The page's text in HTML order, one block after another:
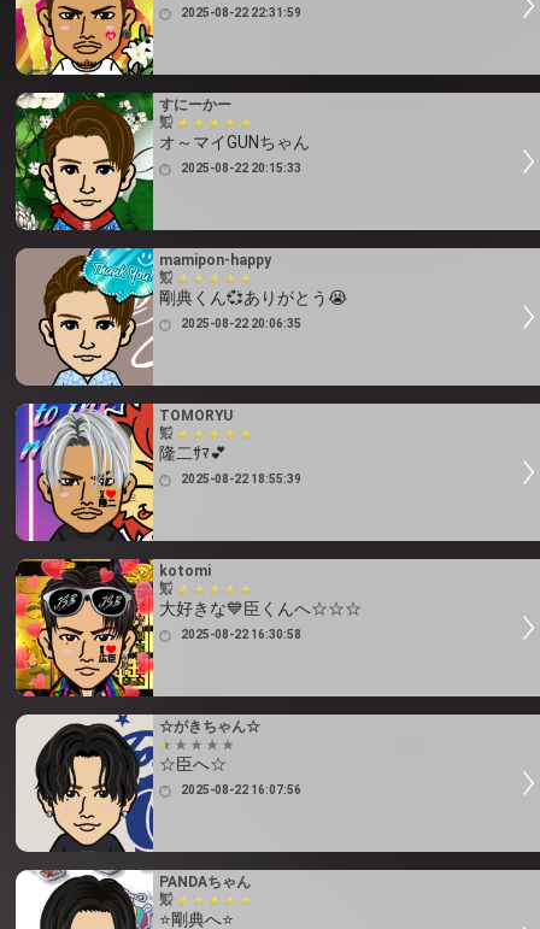
2025-08-22 22:31:59
すにーかー
オ～マイGUNちゃん
2025-08-22 20:15:33
mamipon-happy
剛典くん💞ありがとう😭
2025-08-22 20:06:35
TOMORYU
隆二ｻﾏ💕
2025-08-22 18:55:39
kotomi
大好きな💙臣くんへ☆☆☆
2025-08-22 16:30:58
☆がきちゃん☆
☆臣へ☆
2025-08-22 16:07:56
PANDAちゃん
⭐剛典へ⭐